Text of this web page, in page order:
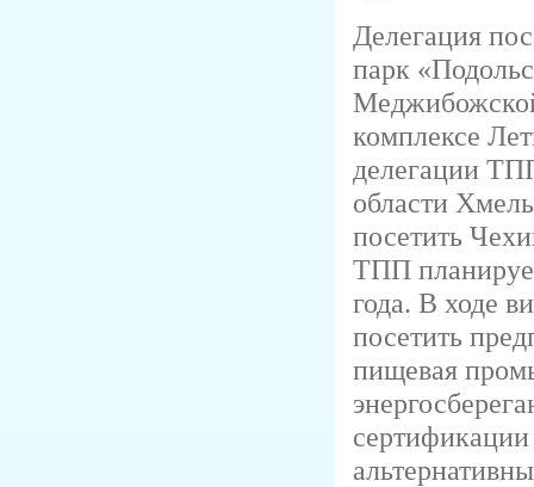
Делегация
парк
комплексе
делегации
области
посетить
ТПП
года. В ходе
посетить
пищевая